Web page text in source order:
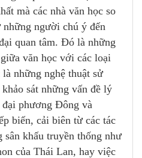
mà các nhà văn học so
những người chú ý đến
quan tâm. Đó là những
văn học với các loại
những nghệ thuật sử
sát những vấn đề lý
phương Đông và
biến, cải biên từ các tác
sân khấu truyền thống như
của Thái Lan, hay việc